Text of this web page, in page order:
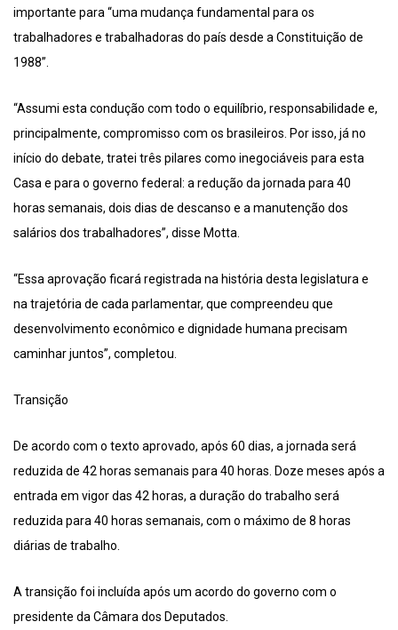
importante para “uma mudança fundamental para os
trabalhadores e trabalhadoras do país desde a Constituição de
1988”.
“Assumi esta condução com todo o equilíbrio, responsabilidade e,
principalmente, compromisso com os brasileiros. Por isso, já no
início do debate, tratei três pilares como inegociáveis para esta
Casa e para o governo federal: a redução da jornada para 40
horas semanais, dois dias de descanso e a manutenção dos
salários dos trabalhadores”, disse Motta.
“Essa aprovação ficará registrada na história desta legislatura e
na trajetória de cada parlamentar, que compreendeu que
desenvolvimento econômico e dignidade humana precisam
caminhar juntos”, completou.
Transição
De acordo com o texto aprovado, após 60 dias, a jornada será
reduzida de 42 horas semanais para 40 horas. Doze meses após a
entrada em vigor das 42 horas, a duração do trabalho será
reduzida para 40 horas semanais, com o máximo de 8 horas
diárias de trabalho.
A transição foi incluída após um acordo do governo com o
presidente da Câmara dos Deputados.